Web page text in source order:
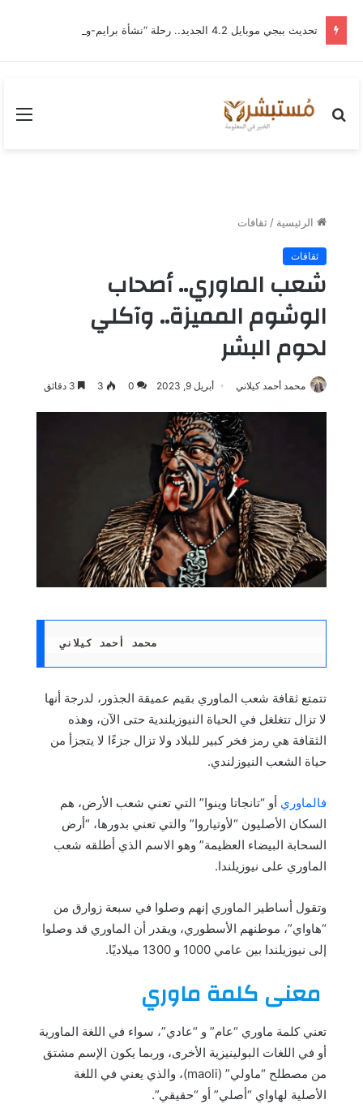
بحث
الرئيسية / ثقافات
ثقافات
شعب الماوري.. أصحاب
الوشوم المميزة.. وآكلي
لحوم البشر
محمد أحمد كيلاني أبريل 9, 2023 0
3
محمد أحمد كيلاني
تتمتع ثقافة شعب الماوري بقيم عميقة الجذور، لدرجة أنها
لا تزال تتغلغل في الحياة النيوزيلندية حتى الآن، وهذه
الثقافة هي رمز فخر كبير للبلاد ولا تزال جزءًا لا يتجزأ من
حياة الشعب النيوزلندي.
فالماوري أو “تانجاتا وينوا” التي تعني شعب الأرض، هم
السكان الأصليون “لأوتياروا” والتي تعني بدورها، “أرض
السحابة البيضاء العظيمة” وهو الاسم الذي أطلقه شعب
الماوري على نيوزيلندا.
وتقول أساطير الماوري إنهم وصلوا في سبعة زوارق من
“هاواي”، موطنهم الأسطوري، ويقدر أن الماوري قد وصلوا
إلى نيوزيلندا بين عامي 1000 و 1300 ميلاديًا.
معنى كلمة ماوري
تعني كلمة ماوري “عام” و “عادي”، سواء في اللغة الماورية
أو في اللغات البولينيزية الأخرى، وربما يكون الإسم مشتق
من مصطلح “ماولي” (maoli)، والذي يعني في اللغة
الأصلية لهاواي “أصلي” أو “حقيقي”.